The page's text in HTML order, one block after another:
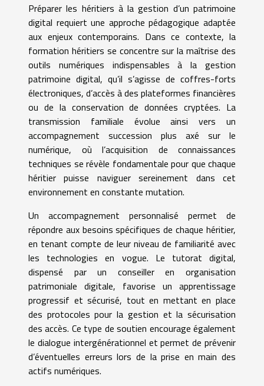
Préparer les héritiers à la gestion d’un patrimoine
digital requiert une approche pédagogique adaptée
aux enjeux contemporains. Dans ce contexte, la
formation héritiers se concentre sur la maîtrise des
outils numériques indispensables à la gestion
patrimoine digital, qu’il s’agisse de coffres-forts
électroniques, d’accès à des plateformes financières
ou de la conservation de données cryptées. La
transmission familiale évolue ainsi vers un
accompagnement succession plus axé sur le
numérique, où l’acquisition de connaissances
techniques se révèle fondamentale pour que chaque
héritier puisse naviguer sereinement dans cet
environnement en constante mutation.
Un accompagnement personnalisé permet de
répondre aux besoins spécifiques de chaque héritier,
en tenant compte de leur niveau de familiarité avec
les technologies en vogue. Le tutorat digital,
dispensé par un conseiller en organisation
patrimoniale digitale, favorise un apprentissage
progressif et sécurisé, tout en mettant en place
des protocoles pour la gestion et la sécurisation
des accès. Ce type de soutien encourage également
le dialogue intergénérationnel et permet de prévenir
d’éventuelles erreurs lors de la prise en main des
actifs numériques.